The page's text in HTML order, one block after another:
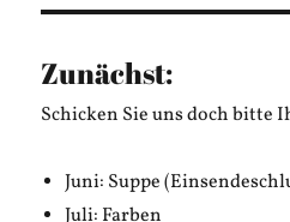
Beiträge
Zunächst:
Schicken Sie uns doch bitte
Juni: Suppe
Juli: Farben